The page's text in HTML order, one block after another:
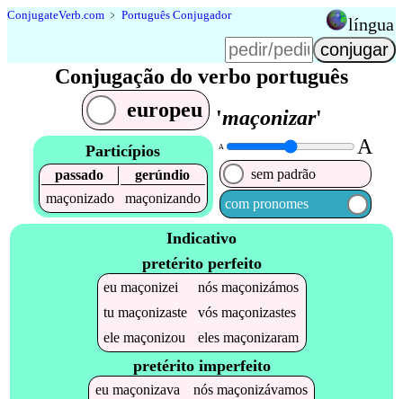
ConjugateVerb.com ﹥ Português Conjugador língua
Conjugação do verbo português
europeu
'maçonizar'
Particípios
passado
gerúndio
maçonizado
maçonizando
A A
sem padrão
com pronomes
Indicativo
pretérito perfeito
eumaçonizei nósmaçonizámos
tumaçonizaste vósmaçonizastes
elemaçonizou elesmaçonizaram
pretérito imperfeito
eu maçonizava nós maçonizávamos